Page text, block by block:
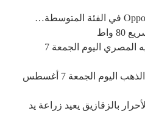
أوبو تطلق Oppo A7 Pro Max في الفئة المتوسطة…
واط
سعر الدولار مقابل الجنيه المصري اليوم الجمعة 7
مفاجأة جديدة في سعر الذهب اليوم الجمعة 7 أغسطس
بالزقازيق يعيد زراعة يد